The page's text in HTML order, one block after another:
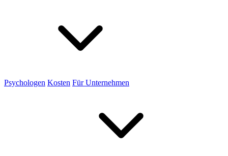
Psychologen Kosten Für Unternehmen